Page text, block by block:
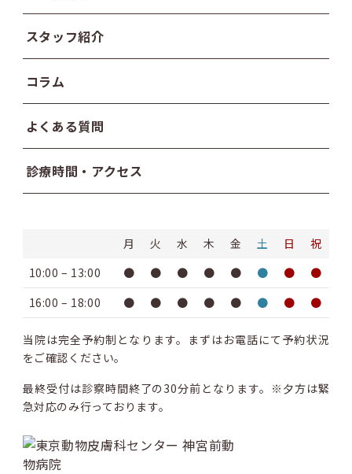
月 火 水 木 金 土 日
祝
10:00 – 13:00
● ● ● ● ● ● ●
●
16:00 – 18:00
● ● ● ● ● ● ● ●
当院は完全予約制となります。まずはお電話にて予約状況
をご確認ください。
最終受付は診察時間終了の30分前となります。※夕方は緊
急対応のみ行っております。
スタッフ紹介
コラム
よくある質問
診療時間・アクセス